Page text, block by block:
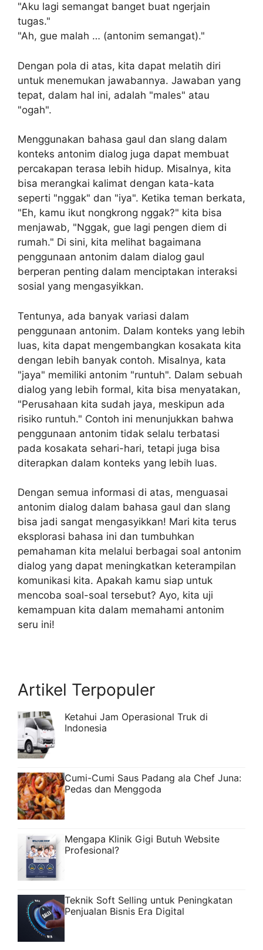
"Aku lagi semangat banget buat ngerjain
tugas."
"Ah, gue malah … (antonim semangat)."
Dengan pola di atas, kita dapat melatih diri
untuk menemukan jawabannya. Jawaban yang
tepat, dalam hal ini, adalah "males" atau
"ogah".
Menggunakan bahasa gaul dan slang dalam
konteks antonim dialog juga dapat membuat
percakapan terasa lebih hidup. Misalnya, kita
bisa merangkai kalimat dengan kata-kata
seperti "nggak" dan "iya". Ketika teman berkata,
"Eh, kamu ikut nongkrong nggak?" kita bisa
menjawab, "Nggak, gue lagi pengen diem di
rumah." Di sini, kita melihat bagaimana
penggunaan antonim dalam dialog gaul
berperan penting dalam menciptakan interaksi
sosial yang mengasyikkan.
Tentunya, ada banyak variasi dalam
penggunaan antonim. Dalam konteks yang lebih
luas, kita dapat mengembangkan kosakata kita
dengan lebih banyak contoh. Misalnya, kata
"jaya" memiliki antonim "runtuh". Dalam sebuah
dialog yang lebih formal, kita bisa menyatakan,
"Perusahaan kita sudah jaya, meskipun ada
risiko runtuh." Contoh ini menunjukkan bahwa
penggunaan antonim tidak selalu terbatasi
pada kosakata sehari-hari, tetapi juga bisa
diterapkan dalam konteks yang lebih luas.
Dengan semua informasi di atas, menguasai
antonim dialog dalam bahasa gaul dan slang
bisa jadi sangat mengasyikkan! Mari kita terus
eksplorasi bahasa ini dan tumbuhkan
pemahaman kita melalui berbagai soal antonim
dialog yang dapat meningkatkan keterampilan
komunikasi kita. Apakah kamu siap untuk
mencoba soal-soal tersebut? Ayo, kita uji
kemampuan kita dalam memahami antonim
seru ini!
Artikel Terpopuler
Ketahui Jam Operasional Truk di
Indonesia
Cumi-Cumi Saus Padang ala Chef Juna:
Pedas dan Menggoda
Mengapa Klinik Gigi Butuh Website
Profesional?
Teknik Soft Selling untuk Peningkatan
Penjualan Bisnis Era Digital